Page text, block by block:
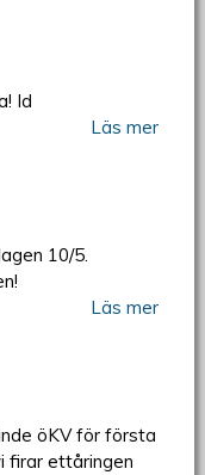
Id
Läs mer
10/5.
Läs mer
öKV för första
firar ettåringen